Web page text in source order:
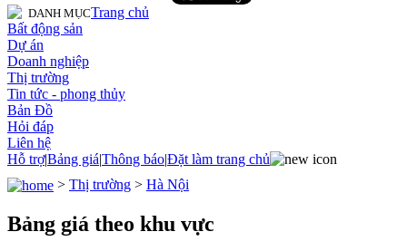
DANH MỤCTrang chủ
Bất động sản
Dự án
Doanh nghiệp
Thị trường
Tin tức - phong thủy
Bản Đồ
Hỏi đáp
Liên hệ
Hỗ trợ|Bảng giá|Thông báo|Đặt làm trang chủ
> Thị trường > Hà Nội
Bảng giá theo khu vực